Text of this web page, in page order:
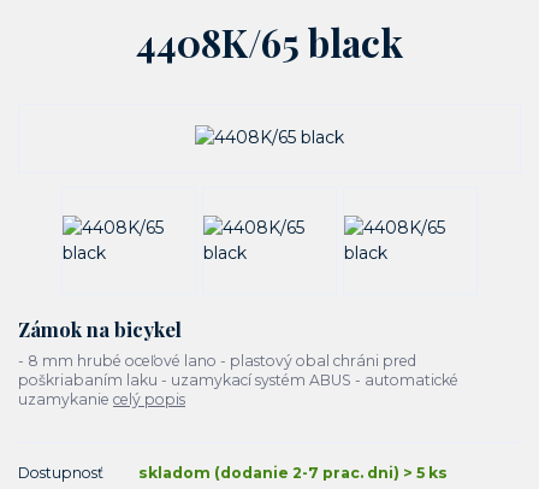
4408K/65 black
Zámok na bicykel
- 8 mm hrubé oceľové lano - plastový obal chráni pred
poškriabaním laku - uzamykací systém ABUS - automatické
uzamykanie celý popis
Dostupnosť
skladom (dodanie 2-7 prac. dni) > 5 ks